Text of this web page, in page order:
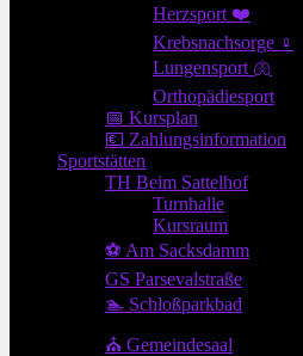
Herzsport ❤️
Krebsnachsorge ♀
Lungensport 🫁
Orthopädiesport
📅 Kursplan
💶 Zahlungsinformation
Sportstätten
TH Beim Sattelhof
Turnhalle
Kursraum
⚽ Am Sacksdamm
GS Parsevalstraße
🏊 Schloßparkbad
⛪ Gemeindesaal